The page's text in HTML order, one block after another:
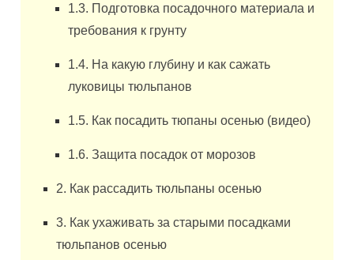
1.3. Подготовка посадочного материала и
требования к грунту
1.4. На какую глубину и как сажать
луковицы тюльпанов
1.5. Как посадить тюпаны осенью (видео)
1.6. Защита посадок от морозов
2. Как рассадить тюльпаны осенью
3. Как ухаживать за старыми посадками
тюльпанов осенью